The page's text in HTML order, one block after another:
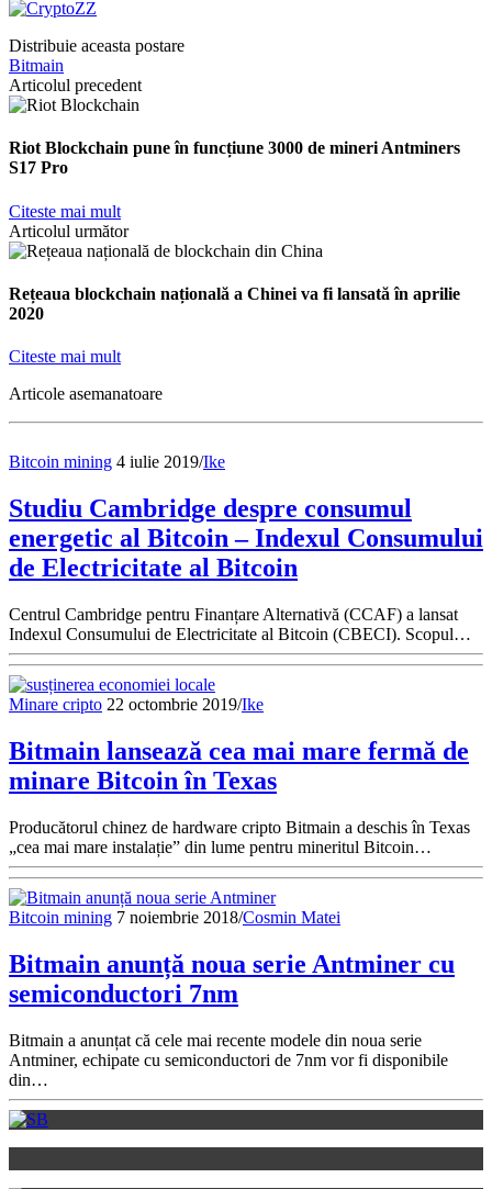
Distribuie aceasta postare
Bitmain
Articolul precedent
Riot Blockchain pune în funcțiune 3000 de mineri Antminers
S17 Pro
Citeste mai mult
Articolul următor
Rețeaua blockchain națională a Chinei va fi lansată în aprilie
2020
Citeste mai mult
Articole asemanatoare
Bitcoin mining 4 iulie 2019/Ike
Studiu Cambridge despre consumul
energetic al Bitcoin – Indexul Consumului
de Electricitate al Bitcoin
Centrul Cambridge pentru Finanțare Alternativă (CCAF) a lansat
Indexul Consumului de Electricitate al Bitcoin (CBECI). Scopul…
Minare cripto 22 octombrie 2019/Ike
Bitmain lansează cea mai mare fermă de
minare Bitcoin în Texas
Producătorul chinez de hardware cripto Bitmain a deschis în Texas
„cea mai mare instalație” din lume pentru mineritul Bitcoin…
Bitcoin mining 7 noiembrie 2018/Cosmin Matei
Bitmain anunță noua serie Antminer cu
semiconductori 7nm
Bitmain a anunțat că cele mai recente modele din noua serie
Antminer, echipate cu semiconductori de 7nm vor fi disponibile
din…